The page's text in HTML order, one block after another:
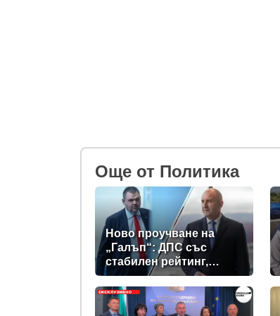
Oще от Политика
Ново проучване на
„Галъп“: ДПС със
стабилен рейтинг,
подкрепата към Радев
се запазва